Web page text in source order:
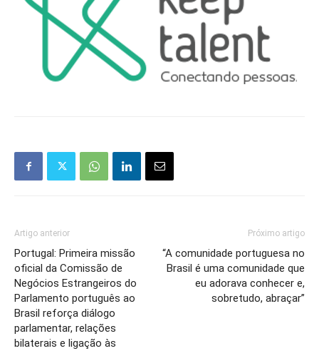
Artigo anterior
Portugal: Primeira missão
oficial da Comissão de
Negócios Estrangeiros do
Parlamento português ao
Brasil reforça diálogo
parlamentar, relações
bilaterais e ligação às
Próximo artigo
“A comunidade portuguesa no
Brasil é uma comunidade que
eu adorava conhecer e,
sobretudo, abraçar”